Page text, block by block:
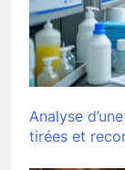
Analyse
tirées et